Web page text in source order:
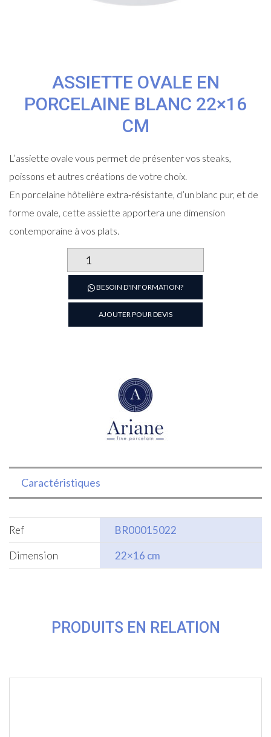
ASSIETTE OVALE EN
PORCELAINE BLANC 22×16
CM
L’assiette ovale vous permet de présenter vos steaks,
poissons et autres créations de votre choix.
En porcelaine hôtelière extra-résistante, d’un blanc pur, et de
forme ovale, cette assiette apportera une dimension
contemporaine à vos plats.
de
Assiette
ovale
en
porcelaine
BESOIN D'INFORMATION?
AJOUTER POUR DEVIS
Caractéristiques
Ref
BR00015022
Dimension
22×16 cm
PRODUITS EN RELATION